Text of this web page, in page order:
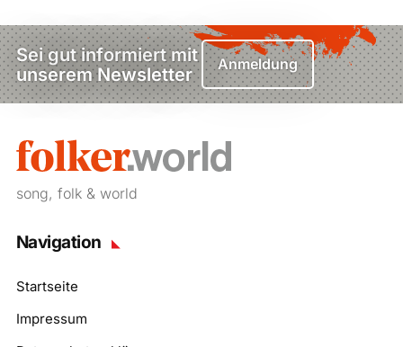
Sei gut informiert mit
unserem Newsletter
Anmeldung
song, folk & world
Navigation
Startseite
Impressum